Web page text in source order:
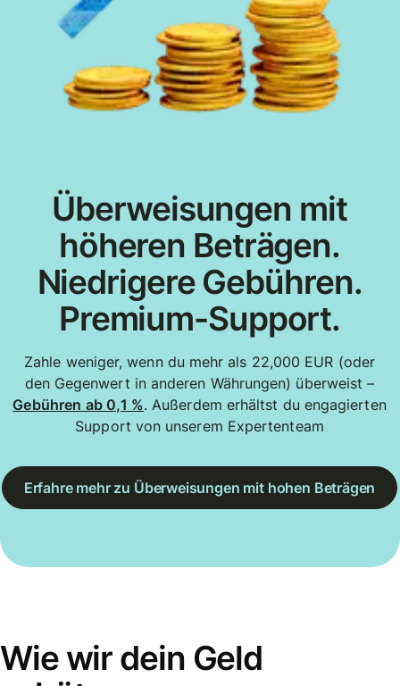
Überweisungen mit
höheren Beträgen.
Niedrigere Gebühren.
Premium-Support.
Zahle weniger, wenn du mehr als 22,000 EUR (oder
den Gegenwert in anderen Währungen) überweist –
Gebühren ab 0,1 %. Außerdem erhältst du engagierten
Support von unserem Expertenteam
Erfahre mehr zu Überweisungen mit hohen Beträgen
Wie wir dein Geld